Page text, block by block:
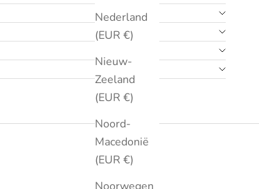
Nederland
(EUR €)
Nieuw-
Zeeland
(EUR €)
Noord-
Macedonië
(EUR €)